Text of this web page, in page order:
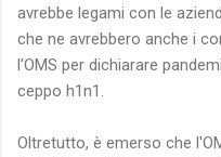
avrebbe legami con le
che ne avrebbero anche i
l'OMS per dichiarare
ceppo h1n1.
Oltretutto, è emerso che